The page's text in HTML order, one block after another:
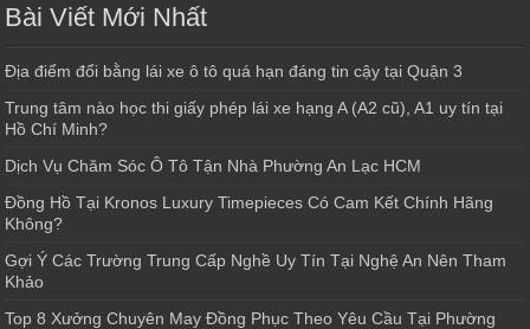
Bài Viết Mới Nhất
Địa điểm đổi bằng lái xe ô tô quá hạn đáng tin cậy tại Quận 3
Trung tâm nào học thi giấy phép lái xe hạng A (A2 cũ), A1 uy tín tại
Hồ Chí Minh?
Dịch Vụ Chăm Sóc Ô Tô Tận Nhà Phường An Lạc HCM
Đồng Hồ Tại Kronos Luxury Timepieces Có Cam Kết Chính Hãng
Không?
Gợi Ý Các Trường Trung Cấp Nghề Uy Tín Tại Nghệ An Nên Tham
Khảo
Top 8 Xưởng Chuyên May Đồng Phục Theo Yêu Cầu Tại Phường